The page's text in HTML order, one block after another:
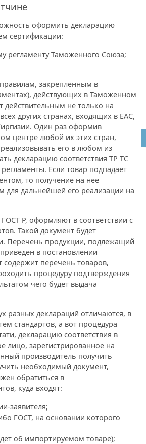
оформить декларацию
сертификации:
регламенту Таможенного Союза;
закрепленным в
действующих в Таможенном
не только на
других странах, входящих в ЕАС,
Один раз оформив
центре любой их этих стран,
его в любом из
декларацию соответствия ТР ТС
Если товар подпадает
то получение на нее
для дальнейшей его реализации на
Р, оформляют в соответствии с
Такой документ будет
Перечень продукции, подлежащий
в постановлении
перечень товаров,
процедуру подтверждения
чего будет выдача
разных деклараций отличаются, в
стандартов, а вот процедура
декларацию соответствия в
лицо, зарегистрированное на
производитель получить
необходимый документ,
обратиться в
куда входят:
заявителя;
ГОСТ, на основании которого
об импортируемом товаре);